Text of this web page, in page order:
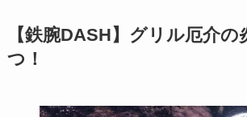
【鉄腕DASH】グリル厄介の
つ！